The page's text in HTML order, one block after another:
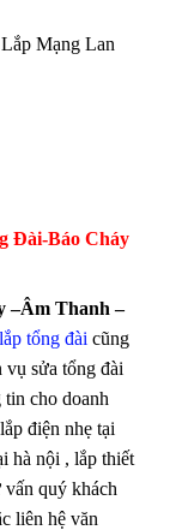
Mạng Lan
Đài-Báo Cháy
–Âm Thanh –
lắp tổng đài cũng
sửa tổng đài
cho doanh
điện nhẹ tại
hà nội , lắp thiết
quý khách
liên hệ văn